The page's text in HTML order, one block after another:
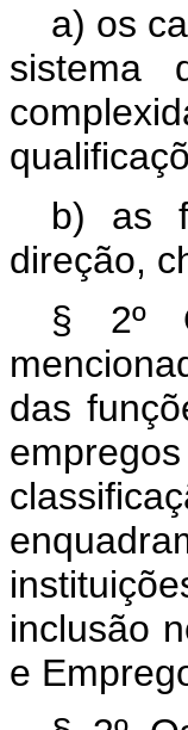
a) os
sistema
b) as
direção,
§ 2º
das
inclusão
e